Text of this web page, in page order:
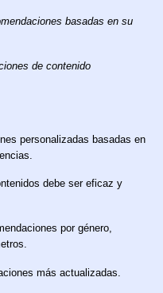
basadas en su
de contenido
personalizadas basadas en
debe ser eficaz y
por género,
más actualizadas.